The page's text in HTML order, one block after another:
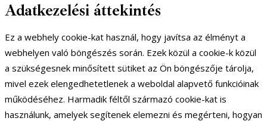
Adatkezelési áttekintés
Ez a webhely cookie-kat használ, hogy javítsa az élményt a
webhelyen való böngészés során. Ezek közül a cookie-k közül
a szükségesnek minősített sütiket az Ön böngészője tárolja,
mivel ezek elengedhetetlenek a weboldal alapvető funkcióinak
működéséhez. Harmadik féltől származó cookie-kat is
használunk, amelyek segítenek elemezni és megérteni, hogyan